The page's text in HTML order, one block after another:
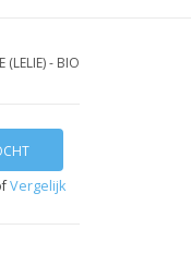
(LELIE) - BIO
Vergelijk